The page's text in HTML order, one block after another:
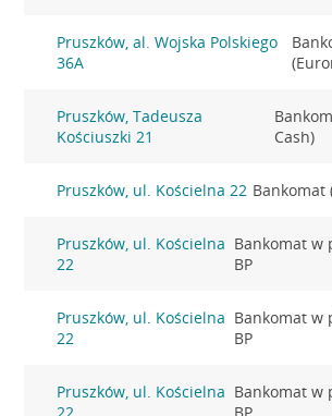
Pruszków, al. Wojska Polskiego
36A
Pruszków, Tadeusza
Kościuszki 21
Cash)
Pruszków, ul. Kościelna 22 Bankomat
Pruszków, ul. Kościelna
22
Bankomat w
BP
Pruszków, ul. Kościelna
22
Bankomat w
BP
Pruszków, ul. Kościelna Bankomat w